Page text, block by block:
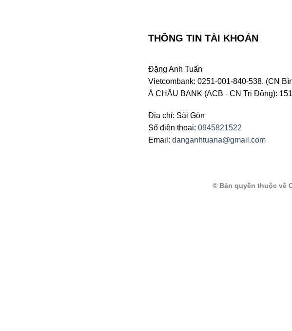
THÔNG TIN TÀI KHOẢN
Đặng Anh Tuấn
Vietcombank: 0251-001-840-538. (CN
Á CHÂU BANK (ACB - CN Trị Đông):
Địa chỉ: Sài Gòn
Số điện thoại: 0945821522
Email: danganhtuana@gmail.com
© Bản quyền thuộc về